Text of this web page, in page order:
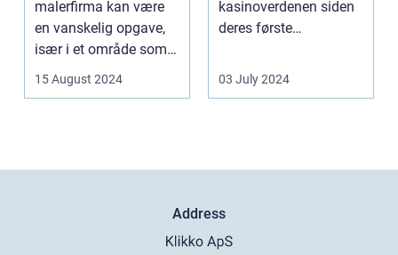
malerfirma kan være
en vanskelig opgave,
især i et område som
Frederiksberg, hv...
15 August 2024
kasinoverdenen siden
deres første
spillea...
03 July 2024
Address